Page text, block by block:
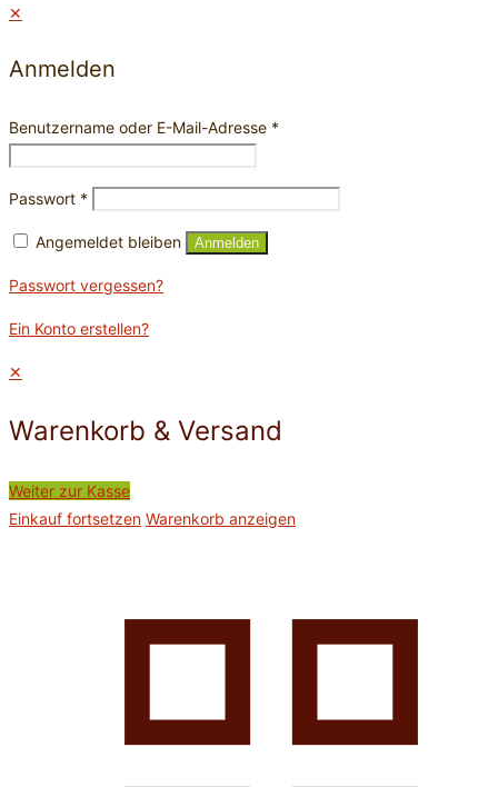
✕
Anmelden
Benutzername oder E-Mail-Adresse *
Passwort *
Angemeldet bleiben Anmelden
Passwort vergessen?
Ein Konto erstellen?
✕
Warenkorb & Versand
Weiter zur Kasse
Einkauf fortsetzen Warenkorb anzeigen